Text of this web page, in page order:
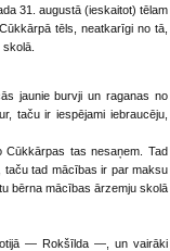
31. augustā (ieskaitot) tēlam
tēls, neatkarīgi no tā,
jaunie burvji un raganas no
taču ir iespējami iebraucēju,
tas nesaņem. Tad
taču tad mācības ir par maksu
bērna mācības ārzemju skolā
— Rokšīlda —, un vairāki